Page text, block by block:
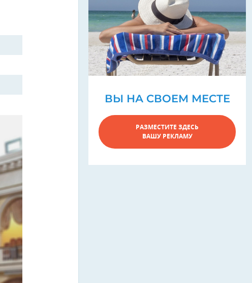
ВЫ НА СВОЕМ МЕСТЕ
РАЗМЕСТИТЕ ЗДЕСЬ
ВАШУ РЕКЛАМУ